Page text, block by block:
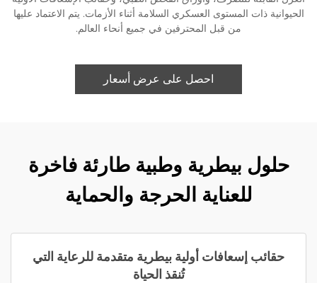
الحيوانية ذات المستوى العسكري السلامة أثناء الأزمات. يتم الاعتماد عليها
من قبل المحترفين في جميع أنحاء العالم.
احصل على عرض أسعار
حلول بيطرية وطبية طارئة فاخرة
للعناية الحرجة والحماية
حقائب إسعافات أولية بيطرية متقدمة للرعاية التي
تُنقذ الحياة